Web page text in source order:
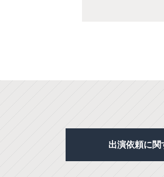
出演依頼に